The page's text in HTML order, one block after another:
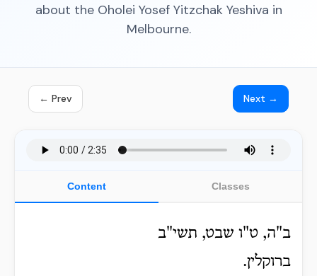
about the Oholei Yosef Yitzchak Yeshiva in
Melbourne.
← Prev Next →
Content Classes
ב"ה, ט"ו שבט, תשי"ב
ברוקלין.